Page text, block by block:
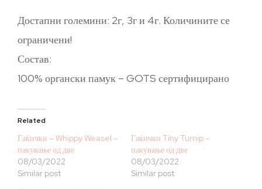
Достапни големини: 2г, 3г и 4г. Количините се
ограничени!
Состав:
100% органски памук – GOTS сертифицирано
Related
Гаќички – Whippy Weasel –
пакување од две
08/03/2022
Similar post
Гаќички Tiny Turnip –
пакување од две
08/03/2022
Similar post